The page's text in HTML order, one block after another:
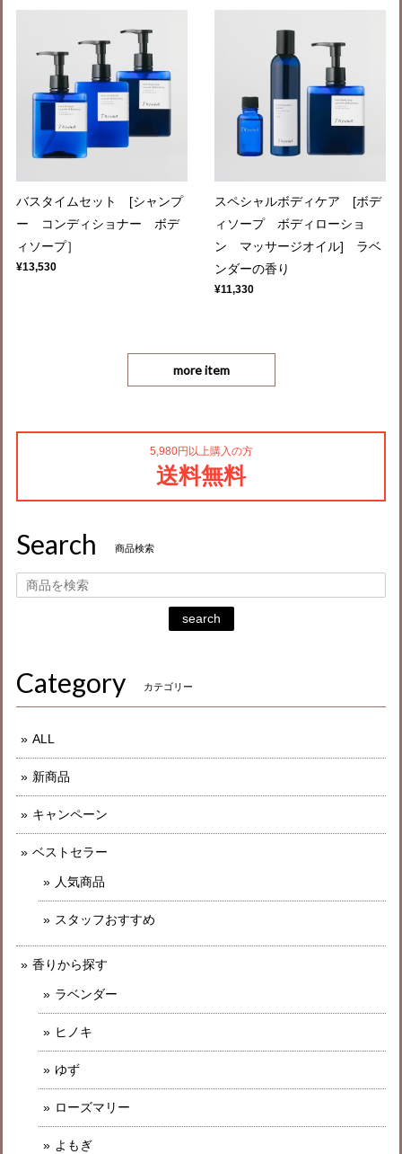
バスタイムセット [シャンプ
ー コンディショナー ボデ
ィソープ］
¥13,530
スペシャルボディケア [ボデ
ィソープ ボディローショ
ン マッサージオイル] ラベ
ンダーの香り
¥11,330
more item
5,980円以上購入の方
送料無料
Search 商品検索
search
Category カテゴリー
ALL
新商品
キャンペーン
ベストセラー
人気商品
スタッフおすすめ
香りから探す
ラベンダー
ヒノキ
ゆず
ローズマリー
よもぎ